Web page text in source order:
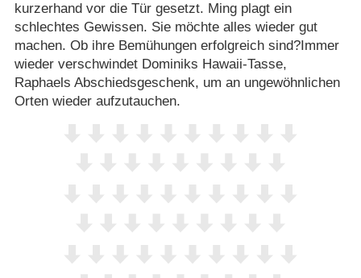
kurzerhand vor die Tür gesetzt. Ming plagt ein
schlechtes Gewissen. Sie möchte alles wieder gut
machen. Ob ihre Bemühungen erfolgreich sind?Immer
wieder verschwindet Dominiks Hawaii-Tasse,
Raphaels Abschiedsgeschenk, um an ungewöhnlichen
Orten wieder aufzutauchen.